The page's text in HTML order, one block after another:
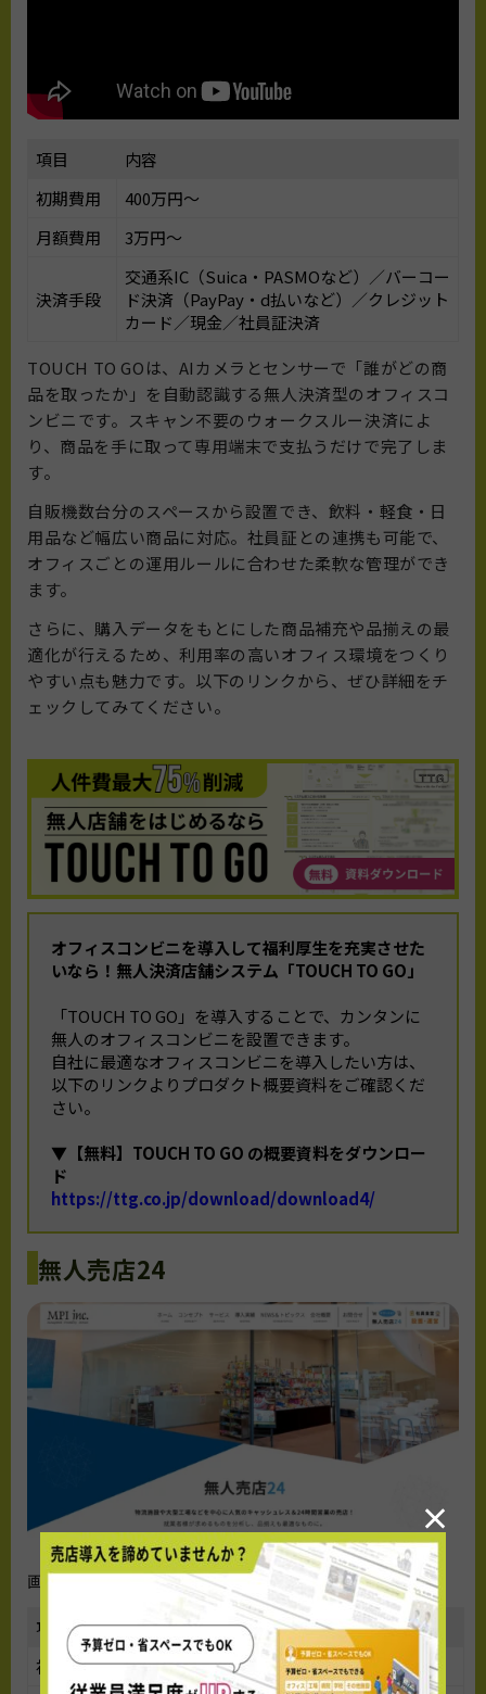
項目
内容
初期費用
400万円〜
月額費用
3万円〜
決済手段
交通系IC（Suica・PASMOなど）／バーコー
ド決済（PayPay・d払いなど）／クレジット
カード／現金／社員証決済
TOUCH TO GOは、AIカメラとセンサーで「誰がどの商
品を取ったか」を自動認識する無人決済型のオフィスコ
ンビニです。スキャン不要のウォークスルー決済によ
り、商品を手に取って専用端末で支払うだけで完了しま
す。
自販機数台分のスペースから設置でき、飲料・軽食・日
用品など幅広い商品に対応。社員証との連携も可能で、
オフィスごとの運用ルールに合わせた柔軟な管理ができ
ます。
さらに、購入データをもとにした商品補充や品揃えの最
適化が行えるため、利用率の高いオフィス環境をつくり
やすい点も魅力です。以下のリンクから、ぜひ詳細をチ
ェックしてみてください。
オフィスコンビニを導入して福利厚生を充実させた
いなら！ 無人決済店舗システム「TOUCH TO GO」
「TOUCH TO GO」を導入することで、カンタンに
無人のオフィスコンビニを設置できます。
自社に最適なオフィスコンビニを導入したい方は、
以下のリンクよりプロダクト概要資料をご確認くだ
さい。
▼【無料】TOUCH TO GO の概要資料をダウンロー
ド
https://ttg.co.jp/download/download4/
無人売店24
画像出典：https://mpi-inc.jp/mujin24/
項目
内容
初期費用
要問い合わせ
×